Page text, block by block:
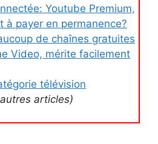
Youtube Premium,
à payer en permanence?
de chaînes gratuites
Video, mérite facilement
télévision
articles)